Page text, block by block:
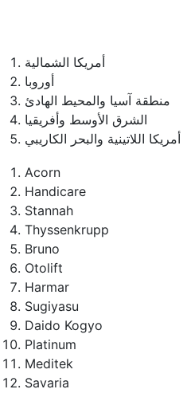
أمريكا الشمالية
أوروبا
منطقة آسيا والمحيط الهادئ
الشرق الأوسط وأفريقيا
أمريكا اللاتينية والبحر الكاريبي
Acorn
Handicare
Stannah
Thyssenkrupp
Bruno
Otolift
Harmar
Sugiyasu
Daido Kogyo
Platinum
Meditek
Savaria